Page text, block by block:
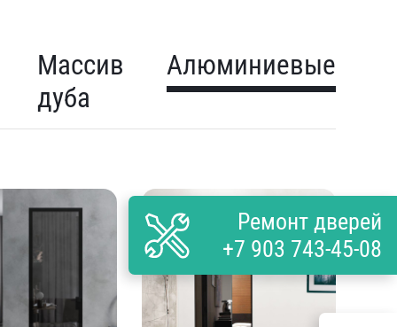
Массив
дуба
Алюминиевые
Ремонт дверей
+7 903 743-45-08